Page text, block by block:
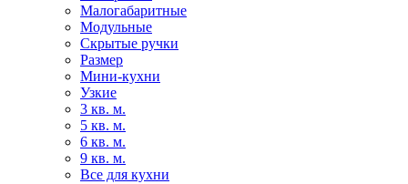
Малогабаритные
Модульные
Скрытые ручки
Размер
Мини-кухни
Узкие
3 кв. м.
5 кв. м.
6 кв. м.
9 кв. м.
Все для кухни